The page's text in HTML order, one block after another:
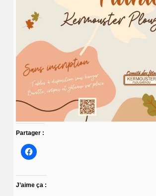
Partager :
J’aime ça :